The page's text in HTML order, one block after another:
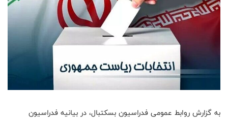
به گزارش روابط عمومی فدراسیون بسکتبال، در بیانیه فدراسیون